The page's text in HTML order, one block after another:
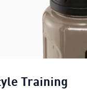
Training